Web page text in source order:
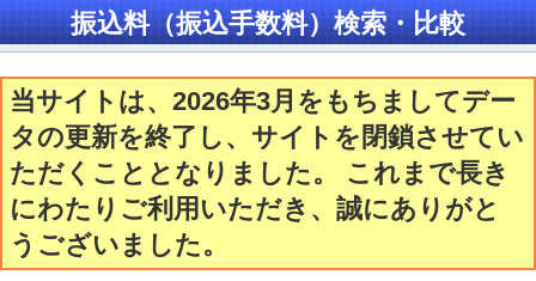
振込料（振込手数料）検索・比較
当サイトは、2026年3月をもちましてデー
タの更新を終了し、サイトを閉鎖させてい
ただくこととなりました。 これまで長き
にわたりご利用いただき、誠にありがと
うございました。